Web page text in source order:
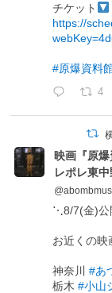
チケット
https://
#原爆資料
4
映画『原
レポレ東
⋱8/7(金)
お近くの映
神奈川#あ
栃木#小山